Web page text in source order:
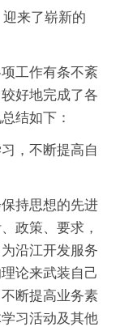
来了崭新的
工作有条不紊
好地完成了各
结如下：
，不断提高自
持思想的先进
政策、要求，
沿江开发服务
论来武装自己
断提高业务素
习活动及其他